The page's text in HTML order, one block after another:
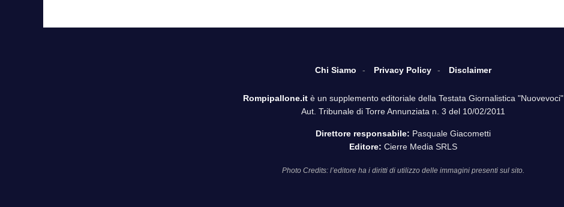
Chi Siamo Privacy Policy Disclaimer
Rompipallone.it è un supplemento editoriale della Testata Giornalistica "Nuovevoci"
Aut. Tribunale di Torre Annunziata n. 3 del 10/02/2011
Direttore responsabile: Pasquale Giacometti
Editore: Cierre Media SRLS
Photo Credits: l’editore ha i diritti di utilizzo delle immagini presenti sul sito.